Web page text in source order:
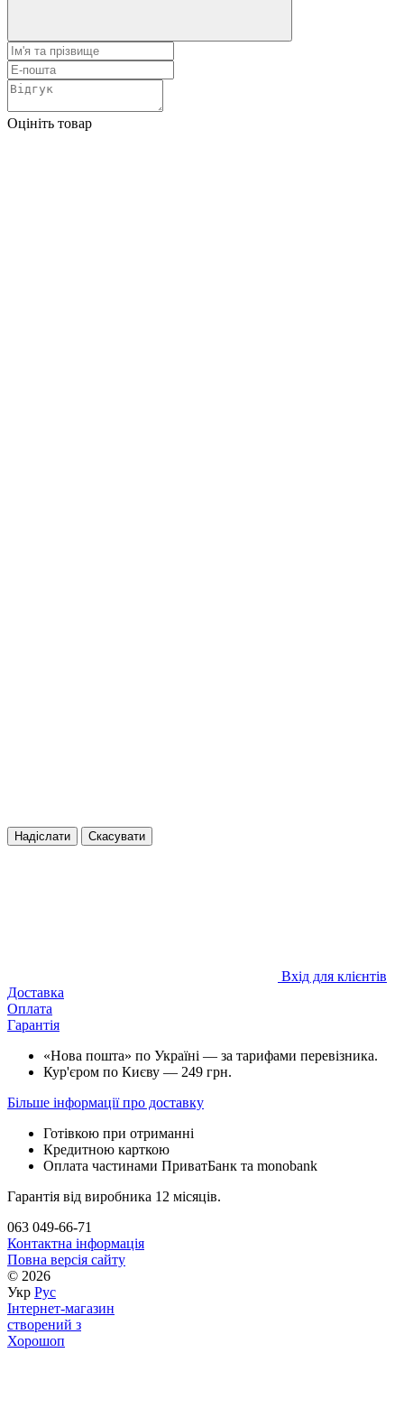
Оцініть товар
Надіслати Скасувати
Вхід для клієнтів
Доставка
Оплата
Гарантія
«Нова пошта» по Україні — за тарифами перевізника.
Кур'єром по Києву — 249 грн.
Більше інформації про доставку
Готівкою при отриманні
Кредитною карткою
Оплата частинами ПриватБанк та monobank
Гарантія від виробника 12 місяців.
063 049-66-71
Контактна інформація
Повна версія сайту
© 2026
Укр Рус
Інтернет-магазин
створений з
Хорошоп